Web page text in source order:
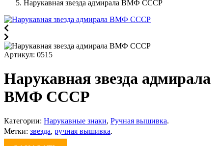
Нарукавная звезда адмирала ВМФ СССР
Артикул: 0515
Нарукавная звезда адмирала
ВМФ СССР
Категории: Нарукавные знаки, Ручная вышивка.
Метки: звезда, ручная вышивка.